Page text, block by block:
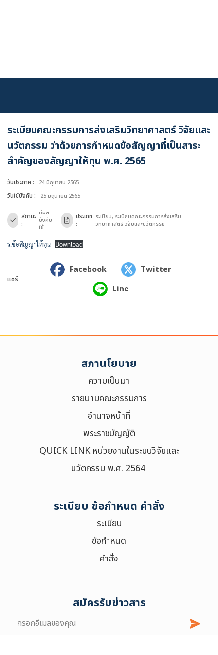
เข้าสู่ระบบ
ค้นหาข้อมูล
เลือกประเภท :
ระเบียบคณะกรรมการส่งเสริมวิทยาศาสตร์ วิจัยและ
นวัตกรรม ว่าด้วยการกำหนดข้อสัญญาที่เป็นสาระ
สำคัญของสัญญาให้ทุน พ.ศ. 2565
วันประกาศ : 24 มิถุนายน 2565
วันใช้บังคับ : 25 มิถุนายน 2565
สถานะ
:
มีผล
บังคับ
ใช้
ประเภท
:
ระเบียบ, ระเบียบคณะกรรมการส่งเสริม
วิทยาศาสตร์ วิจัยและนวัตกรรม
ร.ข้อสัญญาให้ทุน Download
แชร์
Facebook
Twitter
Line
สภานโยบาย
ความเป็นมา
รายนามคณะกรรมการ
อำนาจหน้าที่
พระราชบัญญัติ
QUICK LINK หน่วยงานในระบบวิจัยและ
นวัตกรรม พ.ศ. 2564
ระเบียบ ข้อกำหนด คำสั่ง
ระเบียบ
ข้อกำหนด
คำสั่ง
สมัครรับข่าวสาร